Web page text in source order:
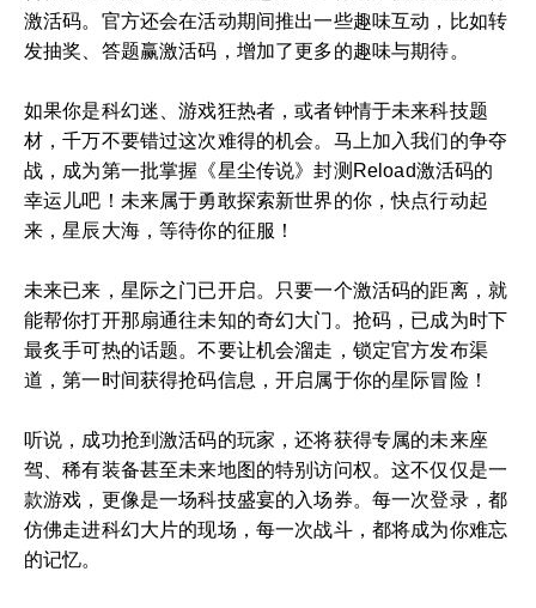
激活码。官方还会在活动期间推出一些趣味互动，比如转
发抽奖、答题赢激活码，增加了更多的趣味与期待。
如果你是科幻迷、游戏狂热者，或者钟情于未来科技题
材，千万不要错过这次难得的机会。马上加入我们的争夺
战，成为第一批掌握《星尘传说》封测Reload激活码的
幸运儿吧！未来属于勇敢探索新世界的你，快点行动起
来，星辰大海，等待你的征服！
未来已来，星际之门已开启。只要一个激活码的距离，就
能帮你打开那扇通往未知的奇幻大门。抢码，已成为时下
最炙手可热的话题。不要让机会溜走，锁定官方发布渠
道，第一时间获得抢码信息，开启属于你的星际冒险！
听说，成功抢到激活码的玩家，还将获得专属的未来座
驾、稀有装备甚至未来地图的特别访问权。这不仅仅是一
款游戏，更像是一场科技盛宴的入场券。每一次登录，都
仿佛走进科幻大片的现场，每一次战斗，都将成为你难忘
的记忆。